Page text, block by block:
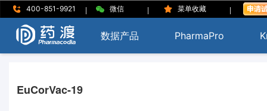
400-851-9921 | 微信 | 菜单收藏 |
数据产品 PharmaPro
EuCorVac-19